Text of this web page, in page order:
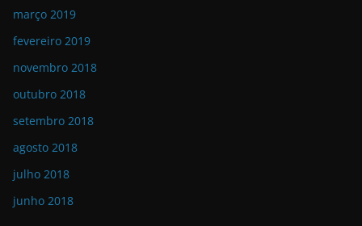
março 2019
fevereiro 2019
novembro 2018
outubro 2018
setembro 2018
agosto 2018
julho 2018
junho 2018